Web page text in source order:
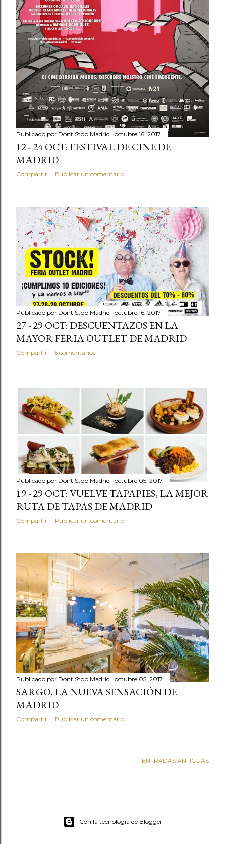
Publicado por Dont Stop Madrid octubre 16, 2017
12 - 24 OCT: FESTIVAL DE CINE DE
MADRID
Compartir Publicar un comentario
Publicado por Dont Stop Madrid octubre 16, 2017
27 - 29 OCT: DESCUENTAZOS EN LA
MAYOR FERIA OUTLET DE MADRID
Compartir 5 comentarios
Publicado por Dont Stop Madrid octubre 05, 2017
19 - 29 OCT: VUELVE TAPAPIES, LA MEJOR
RUTA DE TAPAS DE MADRID
Compartir Publicar un comentario
Publicado por Dont Stop Madrid octubre 05, 2017
SARGO, LA NUEVA SENSACIÓN DE
MADRID
Compartir Publicar un comentario
ENTRADAS ANTIGUAS
Con la tecnología de Blogger